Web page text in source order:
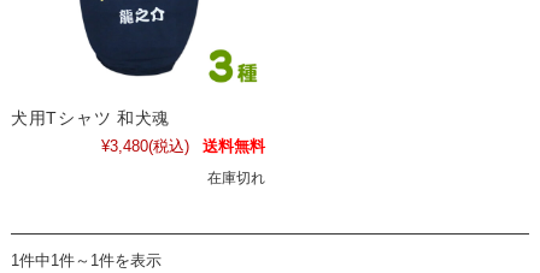
犬用Tシャツ 和犬魂
¥3,480(税込) 送料無料
在庫切れ
1件中1件～1件を表示